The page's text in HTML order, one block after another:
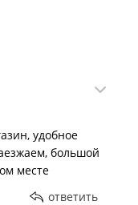
удобное
большой
месте
ответить